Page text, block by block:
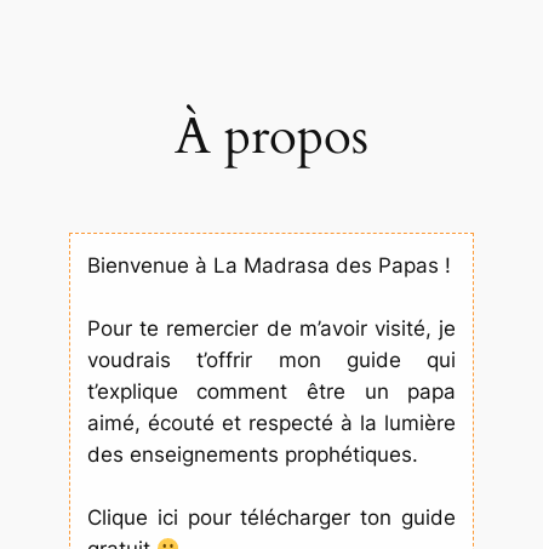
À propos
Bienvenue à La Madrasa des Papas !
Pour te remercier de m’avoir visité, je
voudrais t’offrir mon guide qui
t’explique comment être un papa
aimé, écouté et respecté à la lumière
des enseignements prophétiques.
Clique ici pour télécharger ton guide